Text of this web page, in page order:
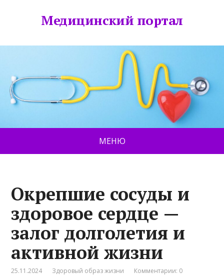
Медицинский портал
МЕНЮ
Окрепшие сосуды и
здоровое сердце —
залог долголетия и
активной жизни
25.11.2024 Здоровый образ жизни Комментарии: 0